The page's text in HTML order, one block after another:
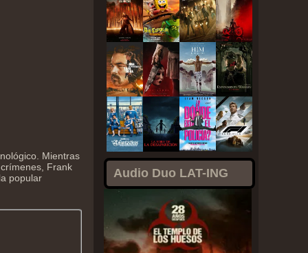
Audio Duo LAT-ING
Mientras
Frank
popular